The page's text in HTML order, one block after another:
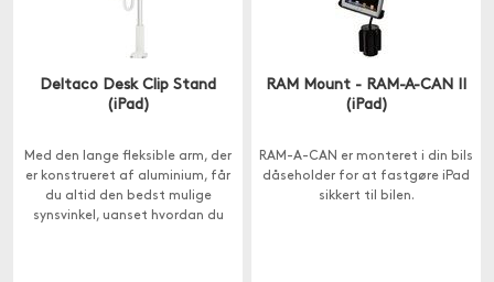
Deltaco Desk Clip Stand
(iPad)
Med den lange fleksible arm, der
er konstrueret af aluminium, får
du altid den bedst mulige
synsvinkel, uanset hvordan du
RAM Mount - RAM-A-CAN II
(iPad)
RAM-A-CAN er monteret i din bils
dåseholder for at fastgøre iPad
sikkert til bilen.